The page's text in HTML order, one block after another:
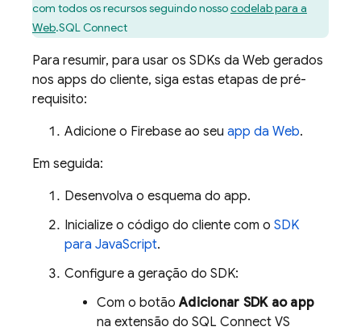
com todos os recursos seguindo nossocodelab para a
Web.SQL Connect
Para resumir, para usar os SDKs da Web gerados
nos apps do cliente, siga estas etapas de pré-
requisito:
Adicione o Firebase ao seu app da Web.
Em seguida:
Desenvolva o esquema do app.
Inicialize o código do cliente com o SDK
para JavaScript.
Configure a geração do SDK:
Com o botãoAdicionar SDK ao app
na extensão do SQL Connect VS